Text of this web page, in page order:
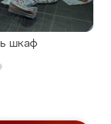
шкаф